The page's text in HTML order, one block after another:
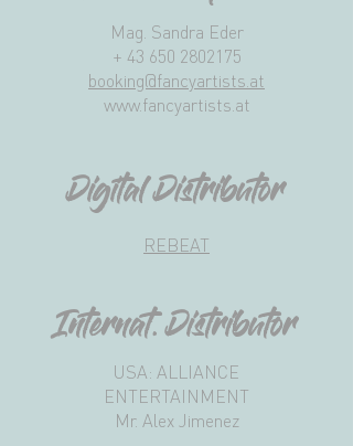
Mag. Sandra Eder
+ 43 650 2802175
booking@fancyartists.at
www.fancyartists.at
Digital Distributor
REBEAT
Internat. Distributor
USA: ALLIANCE
ENTERTAINMENT
Mr. Alex Jimenez